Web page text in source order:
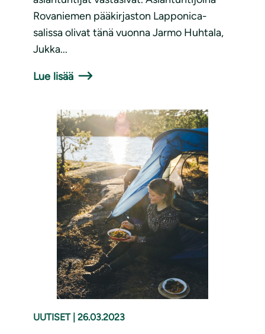
Rovaniemen pääkirjaston Lapponica-
salissa olivat tänä vuonna Jarmo Huhtala,
Jukka...
Lue lisää
UUTISET 26.03.2023